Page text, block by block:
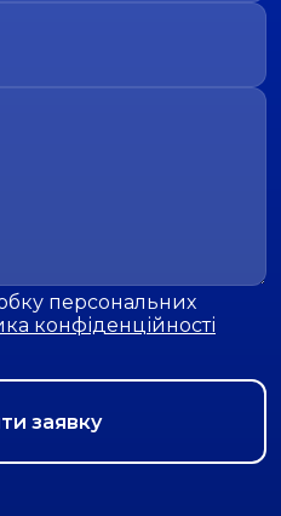
персональних
конфіденційності